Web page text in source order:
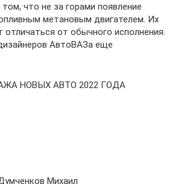
что не за горами появление
метановым двигателем. Их
от обычного исполнения.
АвтоВАЗа еще
НОВЫХ АВТО 2022 ГОДА
Михаил